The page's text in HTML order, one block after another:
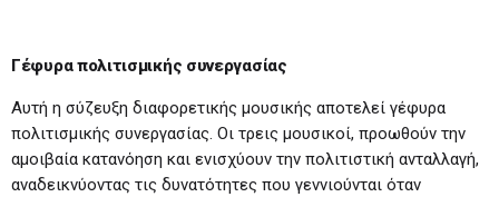
Γέφυρα πολιτισμικής συνεργασίας
Αυτή η σύζευξη διαφορετικής μουσικής αποτελεί γέφυρα
πολιτισμικής συνεργασίας. Οι τρεις μουσικοί, προωθούν την
αμοιβαία κατανόηση και ενισχύουν την πολιτιστική ανταλλαγή,
αναδεικνύοντας τις δυνατότητες που γεννιούνται όταν